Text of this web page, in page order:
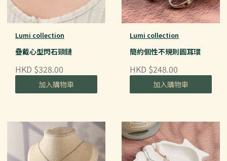
Lumi collection
疊戴心型閃石頸鏈
HKD $328.00
加入購物車
Lumi collection
簡約個性不規則圓耳環
HKD $248.00
加入購物車